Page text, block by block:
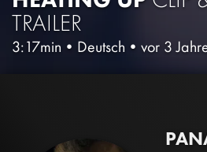
TRAILER
3:17min • Deutsch • vor 3